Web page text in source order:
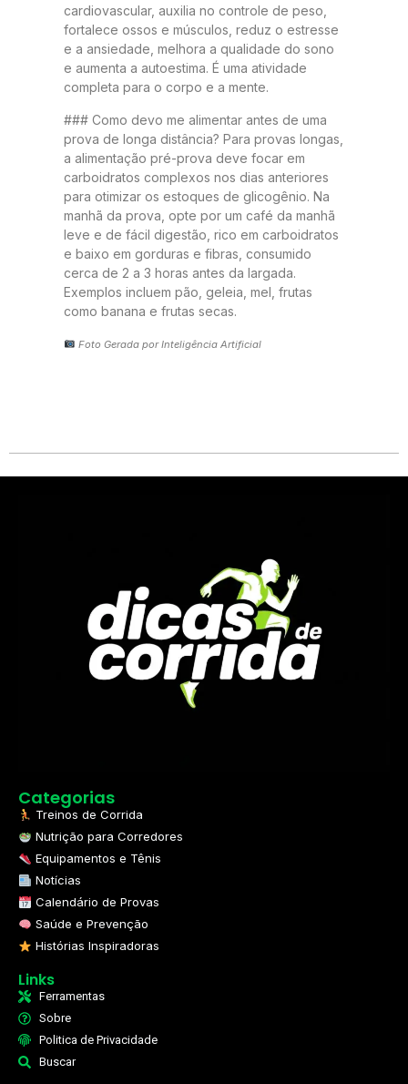
cardiovascular, auxilia no controle de peso,
fortalece ossos e músculos, reduz o estresse
e a ansiedade, melhora a qualidade do sono
e aumenta a autoestima. É uma atividade
completa para o corpo e a mente.
### Como devo me alimentar antes de uma
prova de longa distância? Para provas longas,
a alimentação pré-prova deve focar em
carboidratos complexos nos dias anteriores
para otimizar os estoques de glicogênio. Na
manhã da prova, opte por um café da manhã
leve e de fácil digestão, rico em carboidratos
e baixo em gorduras e fibras, consumido
cerca de 2 a 3 horas antes da largada.
Exemplos incluem pão, geleia, mel, frutas
como banana e frutas secas.
Foto Gerada por Inteligência Artificial
Categorias
Treinos de Corrida
Nutrição para Corredores
Equipamentos e Tênis
Notícias
Calendário de Provas
Saúde e Prevenção
Histórias Inspiradoras
Links
Ferramentas
Sobre
Politica de Privacidade
Buscar